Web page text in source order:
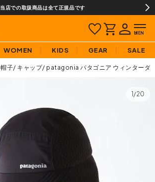
当店での取扱商品は全て正規品です
WOMEN KIDS GEAR SALE
帽子 キャップ patagonia パタゴニア ウィンターダ
1/20